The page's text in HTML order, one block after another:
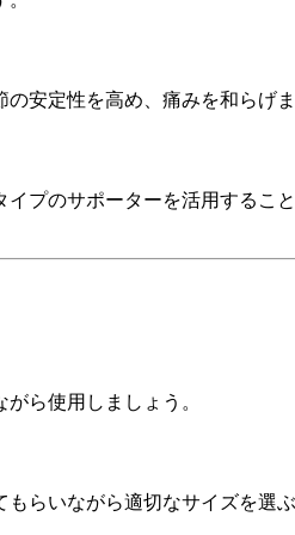
安定性を高め、痛みを和らげま
プのサポーターを活用するこ
ら使用しましょう。
らいながら適切なサイズを選ぶ